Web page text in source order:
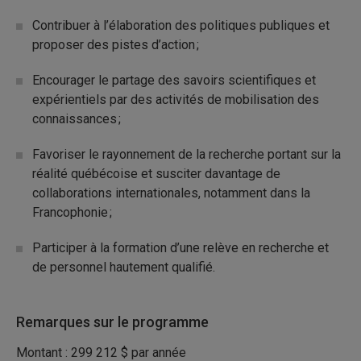
Contribuer à l’élaboration des politiques publiques et
proposer des pistes d’action ;
Encourager le partage des savoirs scientifiques et
expérientiels par des activités de mobilisation des
connaissances ;
Favoriser le rayonnement de la recherche portant sur la
réalité québécoise et susciter davantage de
collaborations internationales, notamment dans la
Francophonie ;
Participer à la formation d’une relève en recherche et
de personnel hautement qualifié.
Remarques sur le programme
Montant : 299 212 $ par année